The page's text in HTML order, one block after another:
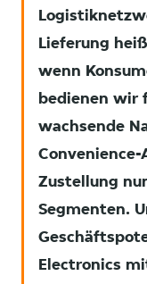
Lieferung
wenn
bedienen wir
wachsende
Zustellung
Segmenten.
Electronics